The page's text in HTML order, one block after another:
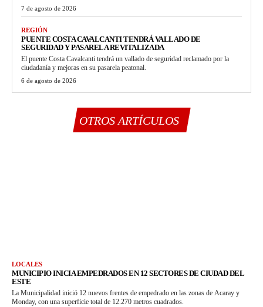
7 de agosto de 2026
REGIÓN
PUENTE COSTA CAVALCANTI TENDRÁ VALLADO DE
SEGURIDAD Y PASARELA REVITALIZADA
El puente Costa Cavalcanti tendrá un vallado de seguridad reclamado por la
ciudadanía y mejoras en su pasarela peatonal.
6 de agosto de 2026
OTROS ARTÍCULOS
LOCALES
MUNICIPIO INICIA EMPEDRADOS EN 12 SECTORES DE CIUDAD DEL
ESTE
La Municipalidad inició 12 nuevos frentes de empedrado en las zonas de Acaray y
Monday, con una superficie total de 12.270 metros cuadrados.